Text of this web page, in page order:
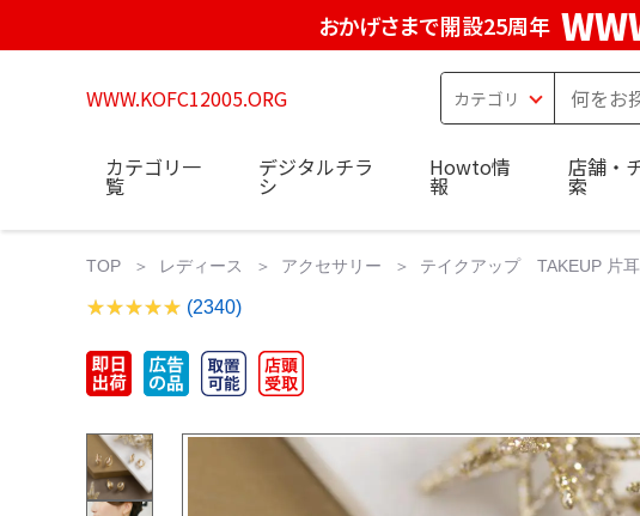
おかげさまで開設25周年
WWW.KOFC12005.ORG
カテゴリ一
覧
デジタルチラ
シ
Howto情
報
店舗・
索
TOP レディース アクセサリー テイクアップ TAKEUP 片
(2340)